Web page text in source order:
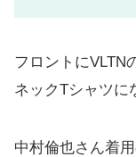
フロントにVLTN
ネックTシャツに
中村倫也さん着